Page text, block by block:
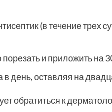
(в течение трех
и приложить на
день, оставляя на
обратиться к